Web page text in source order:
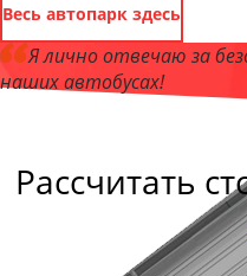
Весь автопарк здесь
Я лично отвечаю за
наших автобусах!
,
Рассчитать